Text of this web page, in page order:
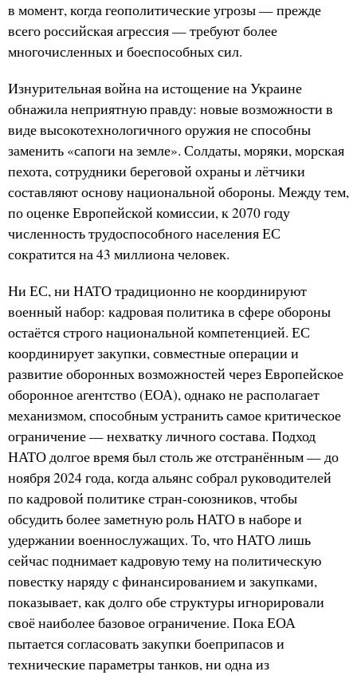
в момент, когда геополитические угрозы — прежде
всего российская агрессия — требуют более
многочисленных и боеспособных сил.
Изнурительная война на истощение на Украине
обнажила неприятную правду: новые возможности в
виде высокотехнологичного оружия не способны
заменить «сапоги на земле». Солдаты, моряки, морская
пехота, сотрудники береговой охраны и лётчики
составляют основу национальной обороны. Между тем,
по оценке Европейской комиссии, к 2070 году
численность трудоспособного населения ЕС
сократится на 43 миллиона человек.
Ни ЕС, ни НАТО традиционно не координируют
военный набор: кадровая политика в сфере обороны
остаётся строго национальной компетенцией. ЕС
координирует закупки, совместные операции и
развитие оборонных возможностей через Европейское
оборонное агентство (ЕОА), однако не располагает
механизмом, способным устранить самое критическое
ограничение — нехватку личного состава. Подход
НАТО долгое время был столь же отстранённым — до
ноября 2024 года, когда альянс собрал руководителей
по кадровой политике стран-союзников, чтобы
обсудить более заметную роль НАТО в наборе и
удержании военнослужащих. То, что НАТО лишь
сейчас поднимает кадровую тему на политическую
повестку наряду с финансированием и закупками,
показывает, как долго обе структуры игнорировали
своё наиболее базовое ограничение. Пока ЕОА
пытается согласовать закупки боеприпасов и
технические параметры танков, ни одна из